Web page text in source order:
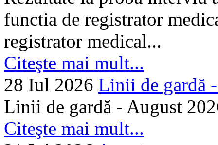
functia de registrator
registrator medical...
Citeşte mai mult...
28 Iul 2026 Linii de gardă
Linii de gardă - August
Citeşte mai mult...